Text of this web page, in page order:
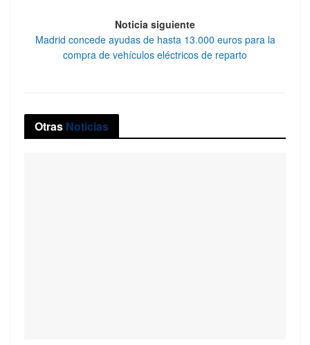
Noticia siguiente
Madrid concede ayudas de hasta 13.000 euros para la
compra de vehículos eléctricos de reparto
Otras Noticias